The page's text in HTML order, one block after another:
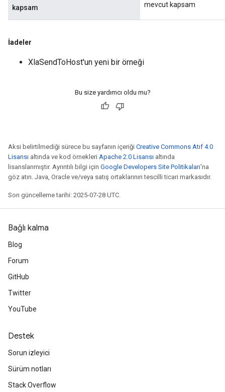
kapsam mevcut kapsam
İadeler
XlaSendToHost'un yeni bir örneği
Bu size yardımcı oldu mu?
Aksi belirtilmediği sürece bu sayfanın içeriği Creative Commons Atıf 4.0
Lisansı altında ve kod örnekleri Apache 2.0 Lisansı altında
lisanslanmıştır. Ayrıntılı bilgi için Google Developers Site Politikaları'na
göz atın. Java, Oracle ve/veya satış ortaklarının tescilli ticari markasıdır.
Son güncelleme tarihi: 2025-07-28 UTC.
Bağlı kalma
Blog
Forum
GitHub
Twitter
YouTube
Destek
Sorun izleyici
Sürüm notları
Stack Overflow